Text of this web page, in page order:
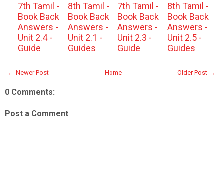
7th Tamil -
Book Back
Answers -
Unit 2.4 -
Guide
8th Tamil -
Book Back
Answers -
Unit 2.1 -
Guides
7th Tamil -
Book Back
Answers -
Unit 2.3 -
Guide
8th Tamil -
Book Back
Answers -
Unit 2.5 -
Guides
← Newer Post Older Post →
Home
0 Comments:
Post a Comment